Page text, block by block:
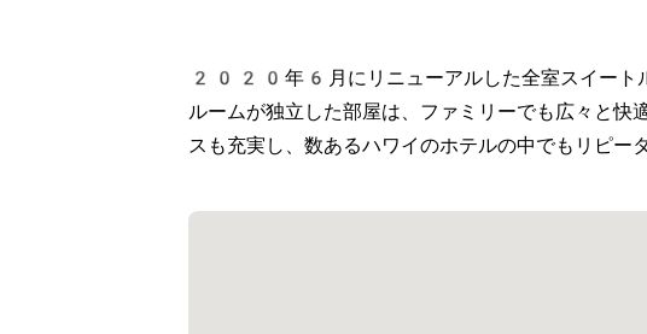
2020年6月にリニューアルした全室スイートル
ルームが独立した部屋は、ファミリーでも広々と快
スも充実し、数あるハワイのホテルの中でもリピー